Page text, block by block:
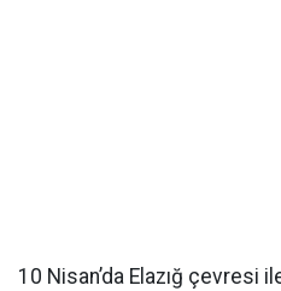
10 Nisan’da Elazığ çevresi